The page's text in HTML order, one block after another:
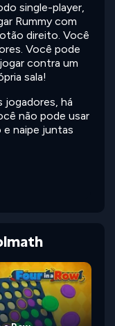
single-player,
Rummy com
direito. Você
Você pode
contra um
sala!
jogadores, há
não pode usar
naipe juntas